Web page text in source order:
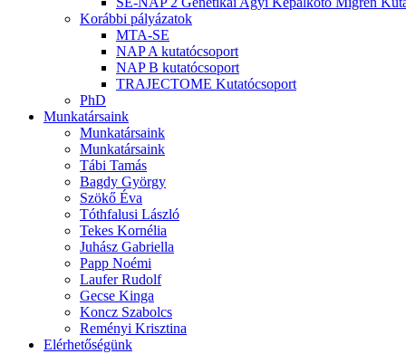
Korábbi pályázatok
MTA-SE
NAP A kutatócsoport
NAP B kutatócsoport
TRAJECTOME Kutatócsoport
PhD
Munkatársaink
Munkatársaink
Munkatársaink
Tábi Tamás
Bagdy György
Szökő Éva
Tóthfalusi László
Tekes Kornélia
Juhász Gabriella
Papp Noémi
Laufer Rudolf
Gecse Kinga
Koncz Szabolcs
Reményi Krisztina
Elérhetőségünk